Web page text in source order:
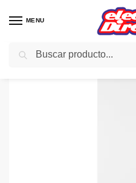
MENU
Inicio Gama blanca Frigorificos